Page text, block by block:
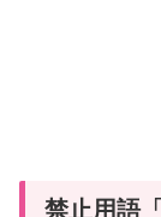
禁止用語